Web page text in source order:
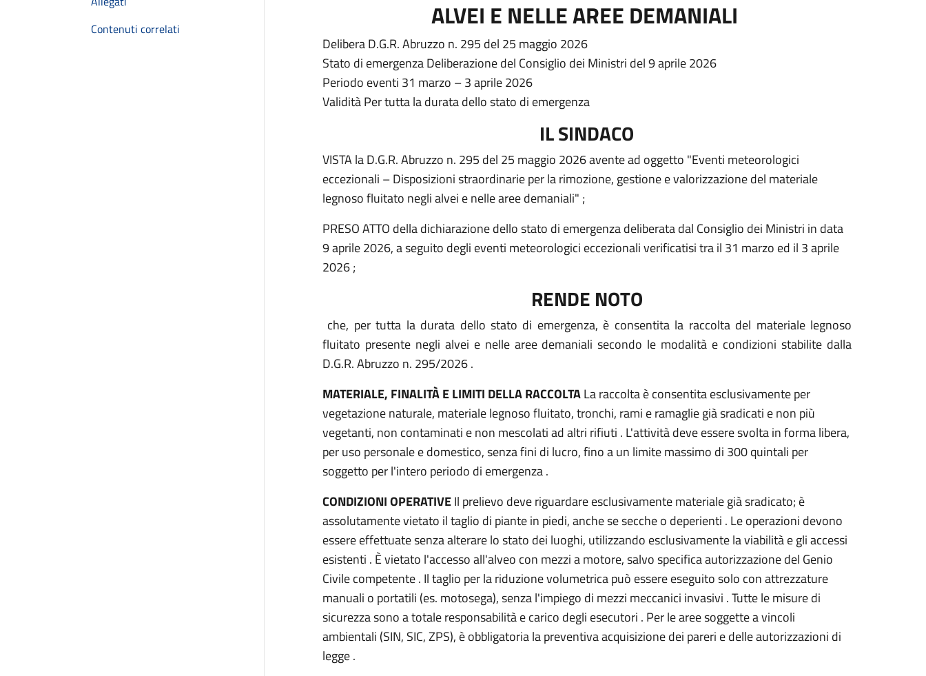
Contenuti correlati
ALVEI E NELLE AREE DEMANIALI
Delibera D.G.R. Abruzzo n. 295 del 25 maggio 2026
Stato di emergenza Deliberazione del Consiglio dei Ministri del 9 aprile 2026
Periodo eventi 31 marzo – 3 aprile 2026
Validità Per tutta la durata dello stato di emergenza
IL SINDACO
VISTA la D.G.R. Abruzzo n. 295 del 25 maggio 2026 avente ad oggetto "Eventi meteorologici
eccezionali – Disposizioni straordinarie per la rimozione, gestione e valorizzazione del materiale
legnoso fluitato negli alvei e nelle aree demaniali" ;
PRESO ATTO della dichiarazione dello stato di emergenza deliberata dal Consiglio dei Ministri in data
9 aprile 2026, a seguito degli eventi meteorologici eccezionali verificatisi tra il 31 marzo ed il 3 aprile
2026 ;
RENDE NOTO
che, per tutta la durata dello stato di emergenza, è consentita la raccolta del materiale legnoso
fluitato presente negli alvei e nelle aree demaniali secondo le modalità e condizioni stabilite dalla
D.G.R. Abruzzo n. 295/2026 .
MATERIALE, FINALITÀ E LIMITI DELLA RACCOLTALa raccolta è consentita esclusivamente per
vegetazione naturale, materiale legnoso fluitato, tronchi, rami e ramaglie già sradicati e non più
vegetanti, non contaminati e non mescolati ad altri rifiuti . L'attività deve essere svolta in forma libera,
per uso personale e domestico, senza fini di lucro, fino a un limite massimo di 300 quintali per
soggetto per l'intero periodo di emergenza .
CONDIZIONI OPERATIVEIl prelievo deve riguardare esclusivamente materiale già sradicato; è
assolutamente vietato il taglio di piante in piedi, anche se secche o deperienti . Le operazioni devono
essere effettuate senza alterare lo stato dei luoghi, utilizzando esclusivamente la viabilità e gli accessi
esistenti . È vietato l'accesso all'alveo con mezzi a motore, salvo specifica autorizzazione del Genio
Civile competente . Il taglio per la riduzione volumetrica può essere eseguito solo con attrezzature
manuali o portatili (es. motosega), senza l'impiego di mezzi meccanici invasivi . Tutte le misure di
sicurezza sono a totale responsabilità e carico degli esecutori . Per le aree soggette a vincoli
ambientali (SIN, SIC, ZPS), è obbligatoria la preventiva acquisizione dei pareri e delle autorizzazioni di
legge .